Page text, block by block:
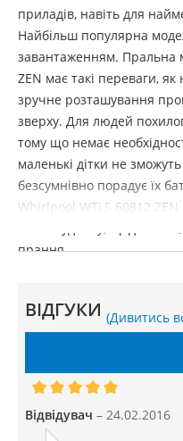
приладів, навіть для
Найбільш популярна
завантаженням. Пральна
ZEN має такі переваги,
зручне розташування
зверху. Для людей
тому що немає
маленькі дітки не
безсумнівно порадує їх
Whirlpool WTLS 60812
прання.
ZEN
ВІДГУКИ (Дивитись
Відвідувач – 24.02.2016